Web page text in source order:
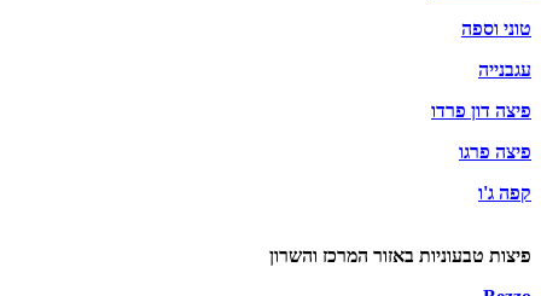
טוני וספה
עגבנייה
פיצה דון פרדו
פיצה פרגו
קפה ג'ו
פיצות טבעוניות באזור המרכז והשרון